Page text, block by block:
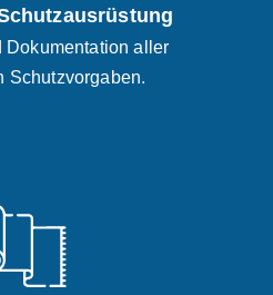
Dokumentation aller
Schutzvorgaben.